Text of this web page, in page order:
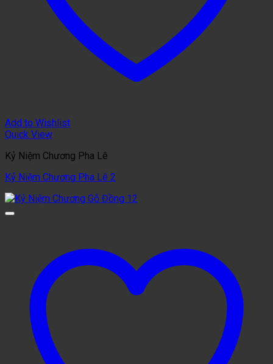
Add to Wishlist
Quick View
Kỷ Niệm Chương Pha Lê
Kỷ Niệm Chương Pha Lê 2